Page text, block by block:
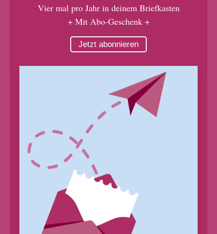
Vier mal pro Jahr in deinem Briefkasten
+ Mit Abo-Geschenk +
Jetzt abonnieren